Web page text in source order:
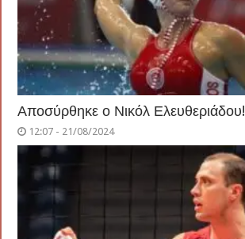
Αποσύρθηκε ο Νικόλ Ελευθεριάδου!
12:07 - 21/08/2024